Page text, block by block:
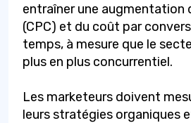
entraîner une augmentation
(CPC) et du coût par
temps, à mesure que le
plus en plus concurrentiel.
Les marketeurs doivent
leurs stratégies organiques